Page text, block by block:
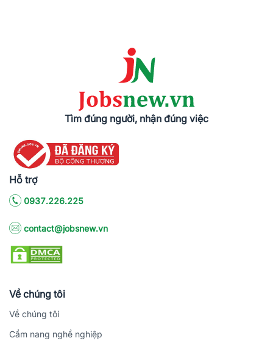
Tìm đúng người, nhận đúng việc
Hỗ trợ
0937.226.225
contact@jobsnew.vn
Về chúng tôi
Về chúng tôi
Cẩm nang nghề nghiệp